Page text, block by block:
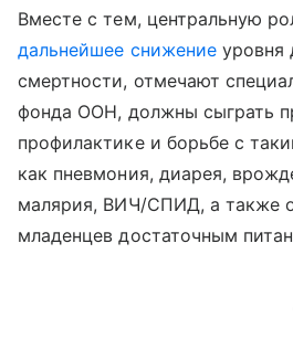
Вместе с тем, центральную
дальнейшее снижениеуровня
смертности, отмечают
фонда ООН, должны сыграть
профилактике и борьбе с
как пневмония, диарея,
малярия, ВИЧ/СПИД, а также
младенцев достаточным